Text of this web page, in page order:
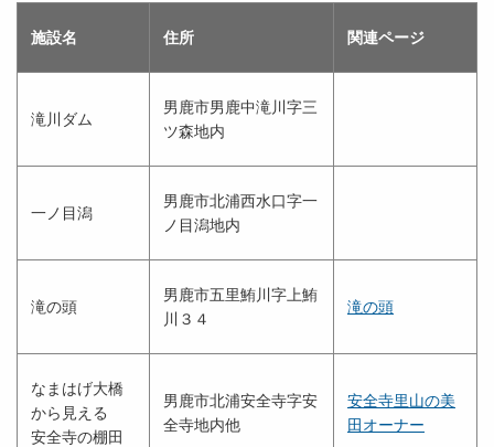
施設名 住所 関連ページ
滝川ダム
男鹿市男鹿中滝川字三
ツ森地内
一ノ目潟
男鹿市北浦西水口字一
ノ目潟地内
滝の頭
男鹿市五里鮪川字上鮪
川３４
滝の頭
なまはげ大橋
から見える
安全寺の棚田
男鹿市北浦安全寺字安
全寺地内他
安全寺里山の美
田オーナー